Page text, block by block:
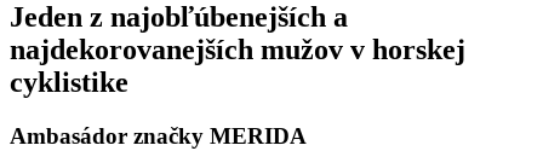
Jeden z najobľúbenejších a
najdekorovanejších mužov v horskej
cyklistike
Ambasádor značky MERIDA